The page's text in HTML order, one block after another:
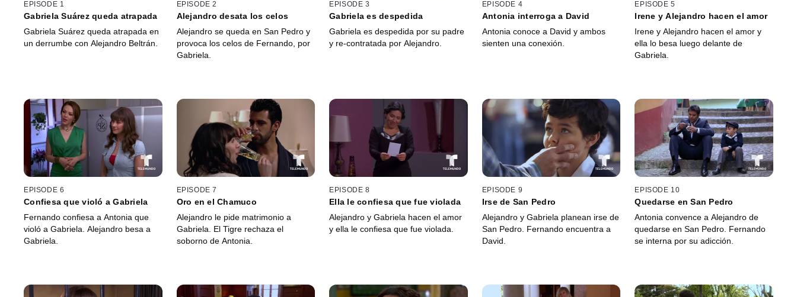
EPISODE 1
Gabriela Suárez queda atrapada
Gabriela Suárez queda atrapada en
un derrumbe con Alejandro Beltrán.
EPISODE 2
Alejandro desata los celos
Alejandro se queda en San Pedro y
provoca los celos de Fernando, por
Gabriela.
EPISODE 3
Gabriela es despedida
Gabriela es despedida por su padre
y re-contratada por Alejandro.
EPISODE 4
Antonia interroga a David
Antonia conoce a David y ambos
sienten una conexión.
EPISODE 5
Irene y Alejandro hacen el amor
Irene y Alejandro hacen el amor y
ella lo besa luego delante de
Gabriela.
EPISODE 6
Confiesa que violó a Gabriela
Fernando confiesa a Antonia que
violó a Gabriela. Alejandro besa a
Gabriela.
EPISODE 7
Oro en el Chamuco
Alejandro le pide matrimonio a
Gabriela. El Tigre rechaza el
soborno de Antonia.
EPISODE 8
Ella le confiesa que fue violada
Alejandro y Gabriela hacen el amor
y ella le confiesa que fue violada.
EPISODE 9
Irse de San Pedro
Alejandro y Gabriela planean irse de
San Pedro. Fernando encuentra a
David.
EPISODE 10
Quedarse en San Pedro
Antonia convence a Alejandro de
quedarse en San Pedro. Fernando
se interna por su adicción.